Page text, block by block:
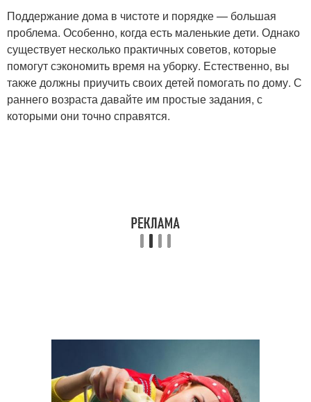
Поддержание дома в чистоте и порядке — большая
проблема. Особенно, когда есть маленькие дети. Однако
существует несколько практичных советов, которые
помогут сэкономить время на уборку. Естественно, вы
также должны приучить своих детей помогать по дому. С
раннего возраста давайте им простые задания, с
которыми они точно справятся.